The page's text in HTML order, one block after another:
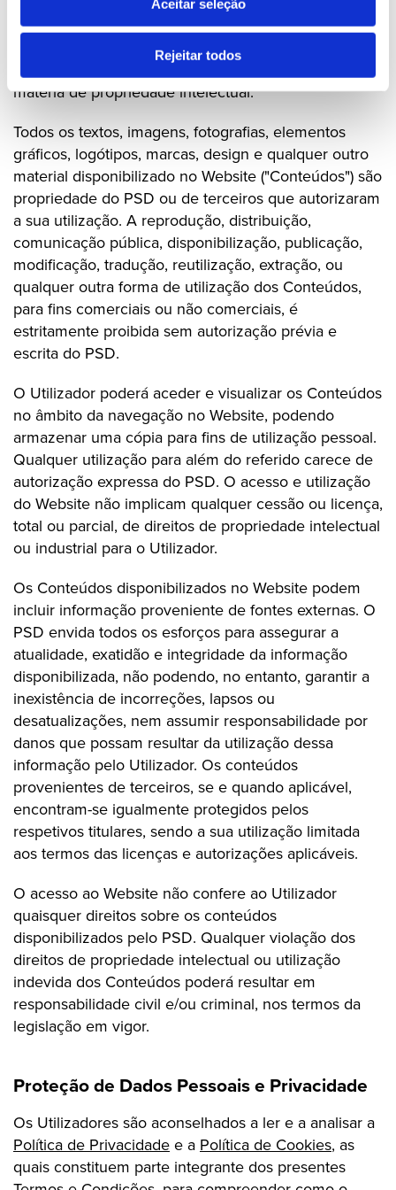
Aceitar seleção
Rejeitar todos
abrigo da legislação aplicável, incluindo,
designadamente, o Código do Direito de Autor e dos
matéria de propriedade intelectual.
Todos os textos, imagens, fotografias, elementos
gráficos, logótipos, marcas, design e qualquer outro
material disponibilizado no Website ("Conteúdos") são
propriedade do PSD ou de terceiros que autorizaram
a sua utilização. A reprodução, distribuição,
comunicação pública, disponibilização, publicação,
modificação, tradução, reutilização, extração, ou
qualquer outra forma de utilização dos Conteúdos,
para fins comerciais ou não comerciais, é
estritamente proibida sem autorização prévia e
escrita do PSD.
O Utilizador poderá aceder e visualizar os Conteúdos
no âmbito da navegação no Website, podendo
armazenar uma cópia para fins de utilização pessoal.
Qualquer utilização para além do referido carece de
autorização expressa do PSD. O acesso e utilização
do Website não implicam qualquer cessão ou licença,
total ou parcial, de direitos de propriedade intelectual
ou industrial para o Utilizador.
Os Conteúdos disponibilizados no Website podem
incluir informação proveniente de fontes externas. O
PSD envida todos os esforços para assegurar a
atualidade, exatidão e integridade da informação
disponibilizada, não podendo, no entanto, garantir a
inexistência de incorreções, lapsos ou
desatualizações, nem assumir responsabilidade por
danos que possam resultar da utilização dessa
informação pelo Utilizador. Os conteúdos
provenientes de terceiros, se e quando aplicável,
encontram-se igualmente protegidos pelos
respetivos titulares, sendo a sua utilização limitada
aos termos das licenças e autorizações aplicáveis.
O acesso ao Website não confere ao Utilizador
quaisquer direitos sobre os conteúdos
disponibilizados pelo PSD. Qualquer violação dos
direitos de propriedade intelectual ou utilização
indevida dos Conteúdos poderá resultar em
responsabilidade civil e/ou criminal, nos termos da
legislação em vigor.
Proteção de Dados Pessoais e Privacidade
Os Utilizadores são aconselhados a ler e a analisar a
Política de Privacidade e a Política de Cookies, as
quais constituem parte integrante dos presentes